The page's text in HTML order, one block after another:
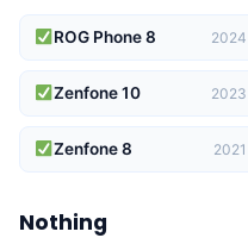
ROG Phone 8 2024
Zenfone 10 2023
Zenfone 8 2021
Nothing